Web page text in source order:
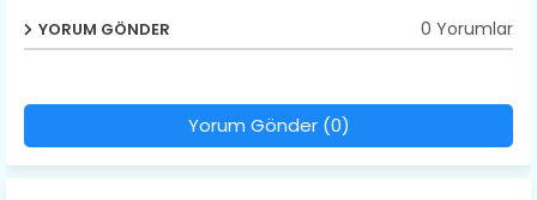
YORUM GÖNDER 0 Yorumlar
Yorum Gönder (0)